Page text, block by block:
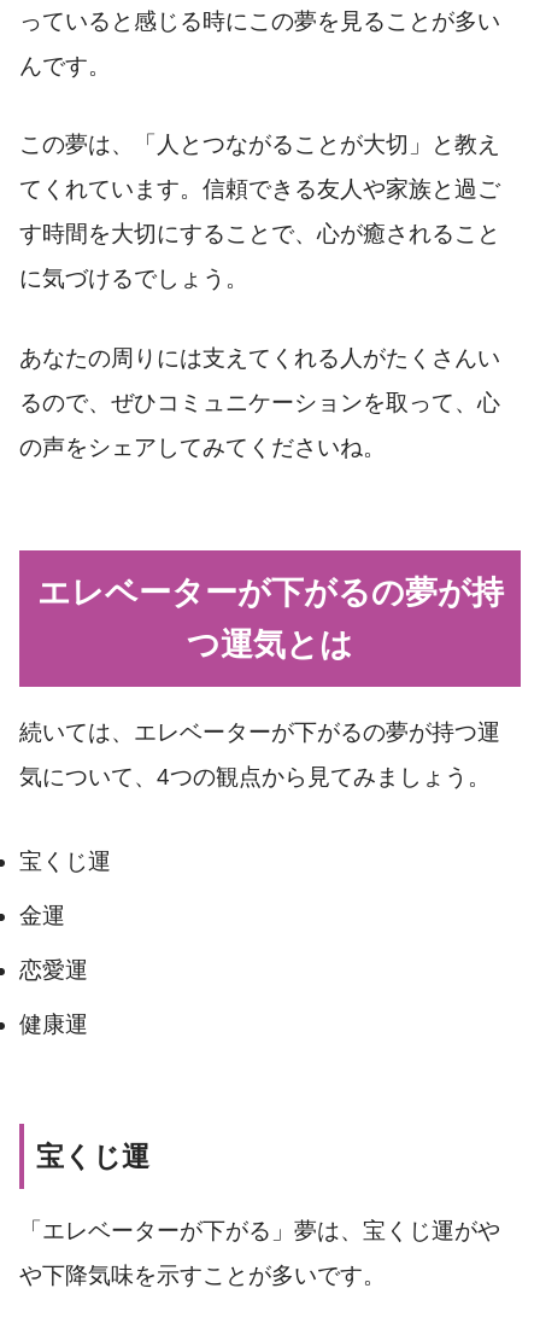
っていると感じる時にこの夢を見ることが多い
んです。
この夢は、「人とつながることが大切」と教え
てくれています。信頼できる友人や家族と過ご
す時間を大切にすることで、心が癒されること
に気づけるでしょう。
あなたの周りには支えてくれる人がたくさんい
るので、ぜひコミュニケーションを取って、心
の声をシェアしてみてくださいね。
エレベーターが下がるの夢が持
つ運気とは
続いては、エレベーターが下がるの夢が持つ運
気について、4つの観点から見てみましょう。
宝くじ運
金運
恋愛運
健康運
宝くじ運
「エレベーターが下がる」夢は、宝くじ運がや
や下降気味を示すことが多いです。